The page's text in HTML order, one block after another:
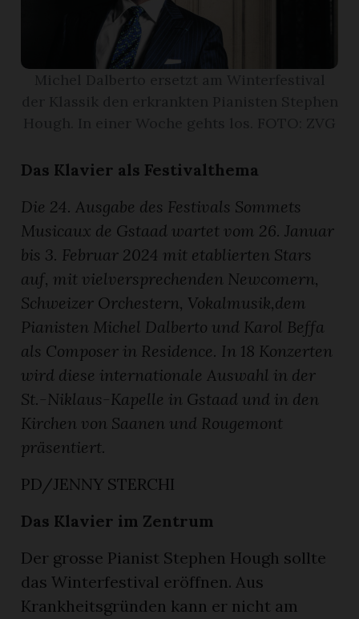
Das Klavier als Festivalthema
Die 24. Ausgabe des Festivals Sommets
Musicaux de Gstaad wartet vom 26. Januar
bis 3. Februar 2024 mit etablierten Stars
auf, mit vielversprechenden Newcomern,
Schweizer Orchestern, Vokalmusik,dem
Pianisten Michel Dalberto und Karol Beffa
als Composer in Residence. In 18 Konzerten
wird diese internationale Auswahl in der
St.-Niklaus-Kapelle in Gstaad und in den
Kirchen von Saanen und Rougemont
präsentiert.
PD/JENNY STERCHI
Das Klavier im Zentrum
Der grosse Pianist Stephen Hough sollte
das Winterfestival eröffnen. Aus
Krankheitsgründen kann er nicht am